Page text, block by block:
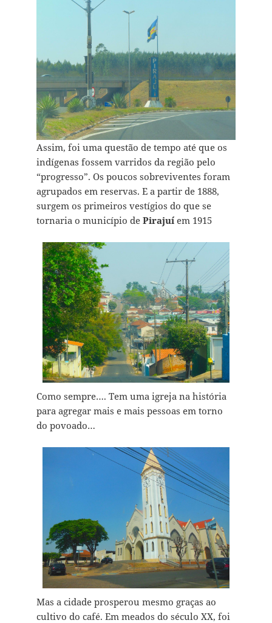
Assim, foi uma questão de tempo até que os
indígenas fossem varridos da região pelo
“progresso”. Os poucos sobreviventes foram
agrupados em reservas. E a partir de 1888,
surgem os primeiros vestígios do que se
tornaria o município de Pirajuí em 1915
Como sempre…. Tem uma igreja na história
para agregar mais e mais pessoas em torno
do povoado…
Mas a cidade prosperou mesmo graças ao
cultivo do café. Em meados do século XX, foi